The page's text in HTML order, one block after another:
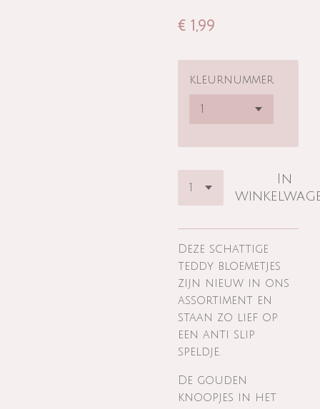
€ 1,99
kleurnummer
In
Deze schattige
teddy bloemetjes
zijn nieuw in ons
assortiment en
staan zo lief op
een anti slip
speldje.
De gouden
knoopjes in het